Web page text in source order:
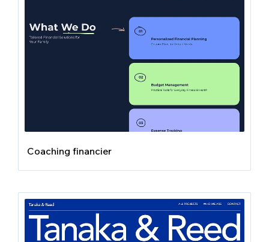
Coaching financier